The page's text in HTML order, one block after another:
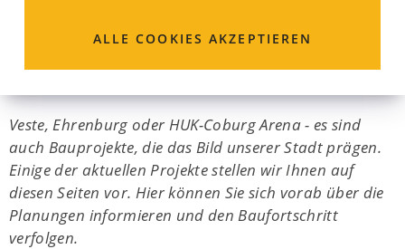
ALLE COOKIES AKZEPTIEREN
So verändert sich
Coburg
Veste, Ehrenburg oder HUK-Coburg Arena - es sind
auch Bauprojekte, die das Bild unserer Stadt prägen.
Einige der aktuellen Projekte stellen wir Ihnen auf
diesen Seiten vor. Hier können Sie sich vorab über die
Planungen informieren und den Baufortschritt
verfolgen.